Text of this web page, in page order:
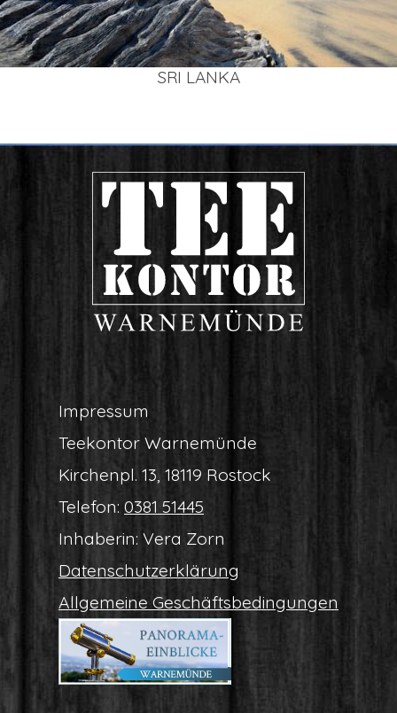
SRI LAN­KA
Impres­sum
Tee­kon­tor Warnemünde
Kir­chen­pl. 13, 18119 Rostock
Tele­fon: 0381 51445
Inha­be­rin: Vera Zorn
Daten­schutz­er­klä­rung
All­ge­mei­ne Geschäftsbedingungen